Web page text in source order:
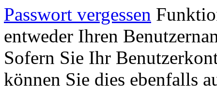
Passwort vergessen
entweder Ihren
Sofern Sie Ihr
können Sie dies ebenfalls